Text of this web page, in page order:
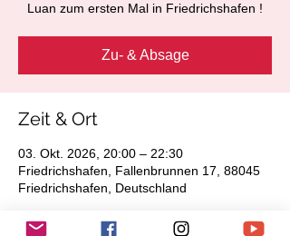
Luan zum ersten Mal in Friedrichshafen !
Zu- & Absage
Zeit & Ort
03. Okt. 2026, 20:00 – 22:30
Friedrichshafen, Fallenbrunnen 17, 88045
Friedrichshafen, Deutschland